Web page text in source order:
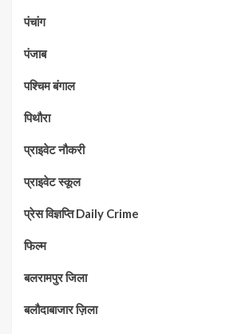
पंचांग
पंजाब
पश्चिम बंगाल
पिथौरा
प्राइवेट नौकरी
प्राइवेट स्कूल
प्रेस विज्ञप्ति Daily Crime
फिल्म
बलरामपुर जिला
बलौदाबाजार ज़िला